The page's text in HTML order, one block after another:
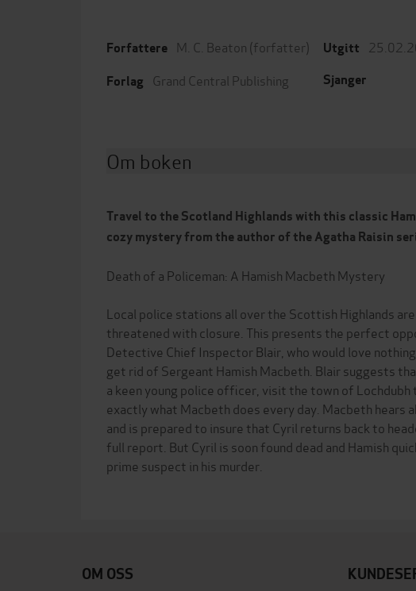
Forfattere M. C. Beaton (forfatter)
Forlag Grand Central Publishing
Utgitt
Sjanger
Om boken
Travel to the Scotland Highlands with this classic
cozy mystery from the author of the Agatha Raisin
Death of a Policeman: A Hamish Macbeth Mystery
Local police stations all over the Scottish Highlands
threatened with closure. This presents the perfect
Detective Chief Inspector Blair, who would love
get rid of Sergeant Hamish Macbeth. Blair suggests
a keen young police officer, visit the town of
exactly what Macbeth does every day. Macbeth hears
and is prepared to insure that Cyril returns back to
full report. But Cyril is soon found dead and Hamish
prime suspect in his murder.
OM OSS